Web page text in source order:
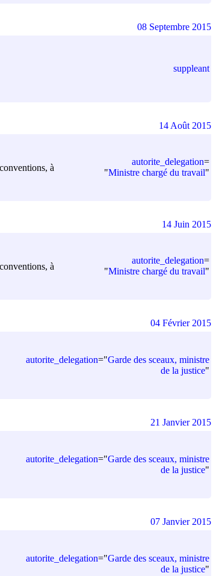
suppleant
08 Septembre 2015
à
autorite_delegation=
"Ministre chargé du travail"
14 Août 2015
à
autorite_delegation=
"Ministre chargé du travail"
14 Juin 2015
autorite_delegation="Garde des sceaux, ministre
de la justice"
04 Février 2015
autorite_delegation="Garde des sceaux, ministre
de la justice"
21 Janvier 2015
autorite_delegation="Garde des sceaux, ministre
de la justice"
07 Janvier 2015